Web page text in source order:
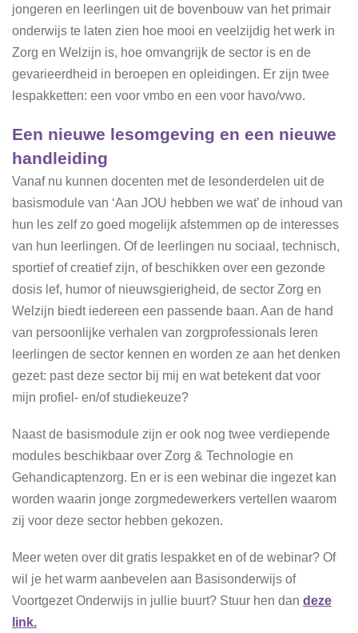
jongeren en leerlingen uit de bovenbouw van het primair
onderwijs te laten zien hoe mooi en veelzijdig het werk in
Zorg en Welzijn is, hoe omvangrijk de sector is en de
gevarieerdheid in beroepen en opleidingen. Er zijn twee
lespakketten: een voor vmbo en een voor havo/vwo.
Een nieuwe lesomgeving en een nieuwe
handleiding
Vanaf nu kunnen docenten met de lesonderdelen uit de
basismodule van ‘Aan JOU hebben we wat’ de inhoud van
hun les zelf zo goed mogelijk afstemmen op de interesses
van hun leerlingen. Of de leerlingen nu sociaal, technisch,
sportief of creatief zijn, of beschikken over een gezonde
dosis lef, humor of nieuwsgierigheid, de sector Zorg en
Welzijn biedt iedereen een passende baan. Aan de hand
van persoonlijke verhalen van zorgprofessionals leren
leerlingen de sector kennen en worden ze aan het denken
gezet: past deze sector bij mij en wat betekent dat voor
mijn profiel- en/of studiekeuze?
Naast de basismodule zijn er ook nog twee verdiepende
modules beschikbaar over Zorg & Technologie en
Gehandicaptenzorg. En er is een webinar die ingezet kan
worden waarin jonge zorgmedewerkers vertellen waarom
zij voor deze sector hebben gekozen.
Meer weten over dit gratis lespakket en of de webinar? Of
wil je het warm aanbevelen aan Basisonderwijs of
Voortgezet Onderwijs in jullie buurt? Stuur hen dan deze
link.